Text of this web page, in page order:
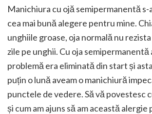
Manichiura cu ojă semipermanentă s-
cea mai bună alegere pentru mine.
unghiile groase, oja normală nu
zile pe unghii. Cu oja semipermanentă
problemă era eliminată din start și
puțin o lună aveam o manichiură
punctele de vedere. Să vă povestesc
și cum am ajuns să am această alergie